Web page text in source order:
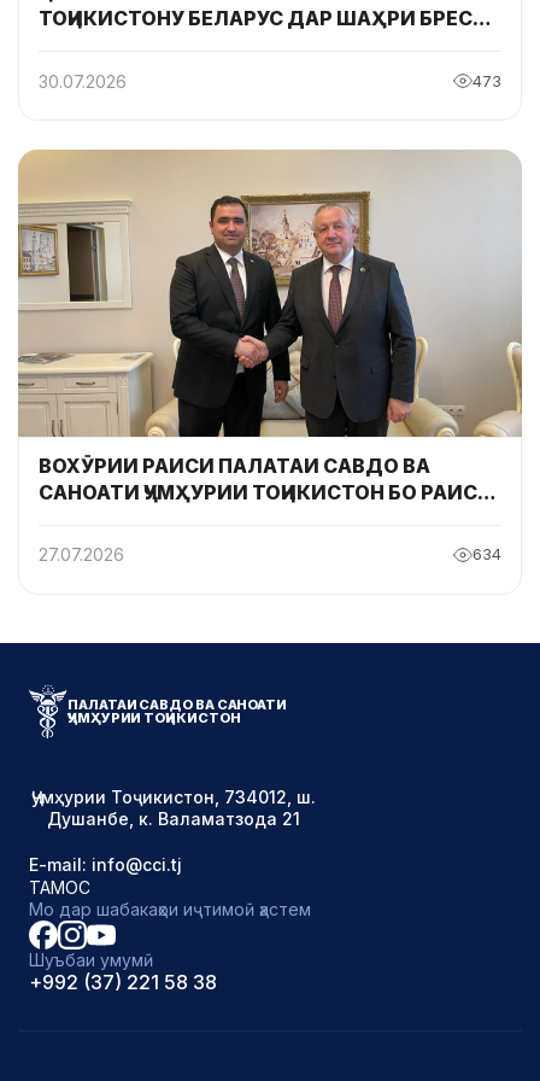
ТОҶИКИСТОНУ БЕЛАРУС ДАР ШАҲРИ БРЕСТ
30.07.2026 473
ВОХӮРИИ РАИСИ ПАЛАТАИ САВДО ВА
САНОАТИ ҶУМҲУРИИ ТОҶИКИСТОН БО РАИСИ
БЕЛАРУС
27.07.2026 634
ПАЛАТАИ САВДО ВА САНОАТИ
ҶУМҲУРИИ ТОҶИКИСТОН
Ҷумҳурии Тоҷикистон, 734012, ш.
Душанбе, к. Валаматзода 21
E-mail: info@cci.tj
ТАМОС
Мо дар шабакаҳои иҷтимоӣ ҳастем
Шуъбаи умумӣ
+992 (37) 221 58 38